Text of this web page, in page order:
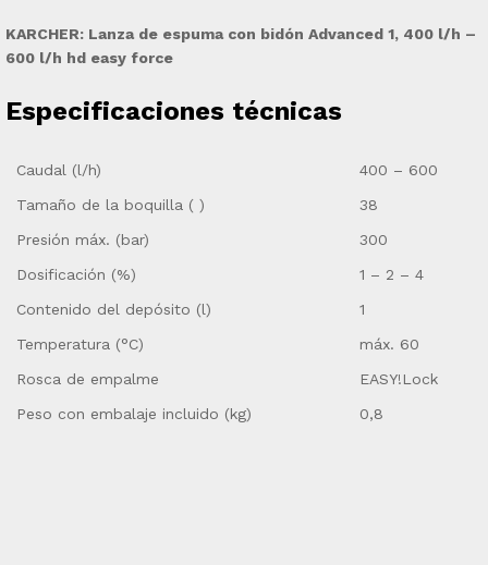
KARCHER: Lanza de espuma con bidón Advanced 1, 400 l/h –
600 l/h hd easy force
Especificaciones técnicas
Caudal (l/h)
400 – 600
Tamaño de la boquilla ( )
38
Presión máx. (bar)
300
Dosificación (%)
1 – 2 – 4
Contenido del depósito (l)
1
Temperatura (°C)
máx. 60
Rosca de empalme
EASY!Lock
Peso con embalaje incluido (kg)
0,8